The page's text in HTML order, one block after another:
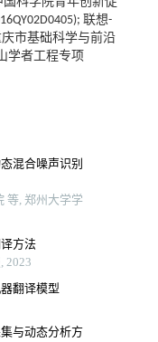
联想-
市基础科学与前沿
学者工程专项